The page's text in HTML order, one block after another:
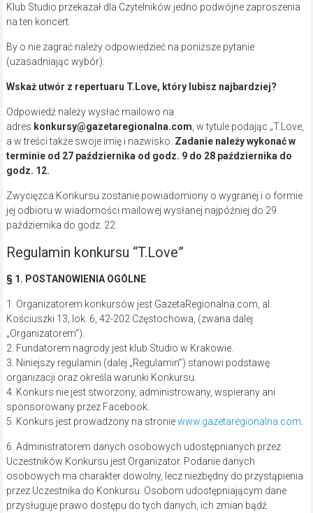
Klub Studio przekazał dla Czytelników jedno podwójne zaproszenia
na ten koncert.
By o nie zagrać należy odpowiedzieć na poniższe pytanie
(uzasadniając wybór):
Wskaż utwór z repertuaru T.Love, który lubisz najbardziej?
Odpowiedź należy wysłać mailowo na
adres konkursy@gazetaregionalna.com , w tytule podając „T.Love,
a w treści także swoje imię i nazwisko. Zadanie należy wykonać w
terminie od 27 października od godz. 9 do 28 października do
godz. 12.
Zwycięzca Konkursu zostanie powiadomiony o wygranej i o formie
jej odbioru w wiadomości mailowej wysłanej najpóźniej do 29
października do godz. 22.
Regulamin konkursu “T.Love”
§ 1. POSTANOWIENIA OGÓLNE
1. Organizatorem konkursów jest GazetaRegionalna.com, al.
Kościuszki 13, lok. 6, 42-202 Częstochowa, (zwana dalej
„Organizatorem”).
2. Fundatorem nagrody jest klub Studio w Krakowie.
3. Niniejszy regulamin (dalej „Regulamin”) stanowi podstawę
organizacji oraz określa warunki Konkursu.
4. Konkurs nie jest stworzony, administrowany, wspierany ani
sponsorowany przez Facebook.
5. Konkurs jest prowadzony na stroniewww.gazetaregionalna.com
6. Administratorem danych osobowych udostępnianych przez
Uczestników Konkursu jest Organizator. Podanie danych
osobowych ma charakter dowolny, lecz niezbędny do przystąpienia
przez Uczestnika do Konkursu. Osobom udostępniającym dane
przysługuje prawo dostępu do tych danych, ich zmian bądź